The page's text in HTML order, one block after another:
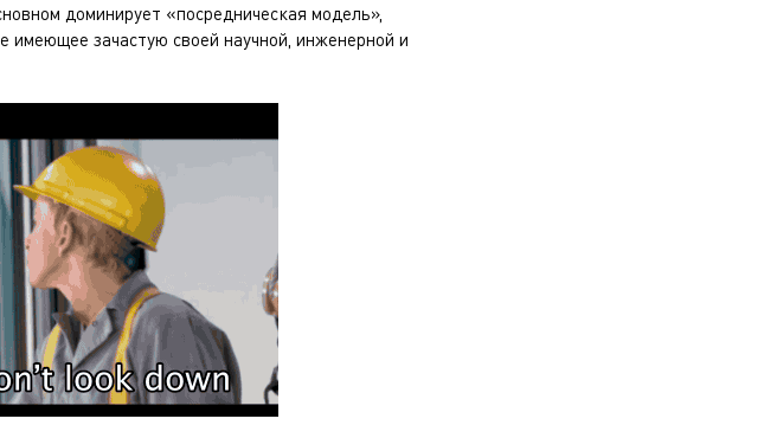
доминирует «посредническая модель»,
имеющее зачастую своей научной, инженерной и